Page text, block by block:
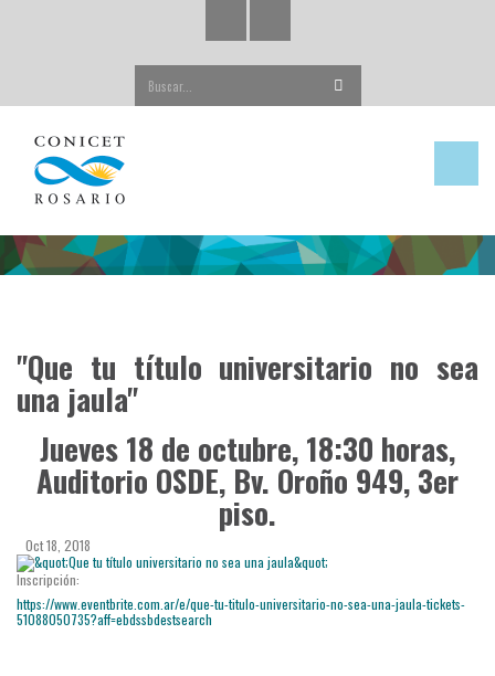
"Que tu título universitario no sea
una jaula"
Jueves 18 de octubre, 18:30 horas,
Auditorio OSDE, Bv. Oroño 949, 3er
piso.
Oct 18, 2018
Inscripción:
https://www.eventbrite.com.ar/e/que-tu-titulo-universitario-no-sea-una-jaula-tickets-
51088050735?aff=ebdssbdestsearch